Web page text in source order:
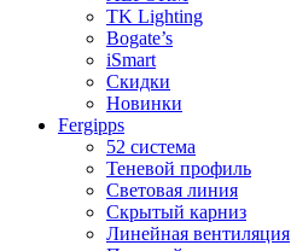
TK Lighting
Bogate’s
iSmart
Скидки
Новинки
Fergipps
52 система
Теневой профиль
Световая линия
Скрытый карниз
Линейная вентиляция